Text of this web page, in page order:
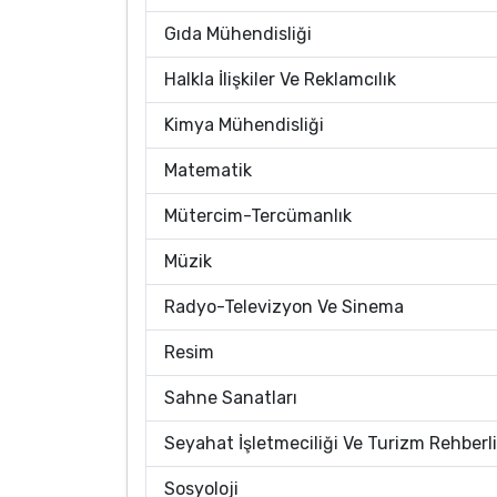
Gıda Mühendisliği
Halkla İlişkiler Ve Reklamcılık
Kimya Mühendisliği
Matematik
Mütercim-Tercümanlık
Müzik
Radyo-Televizyon Ve Sinema
Resim
Sahne Sanatları
Seyahat İşletmeciliği Ve Turizm
Sosyoloji